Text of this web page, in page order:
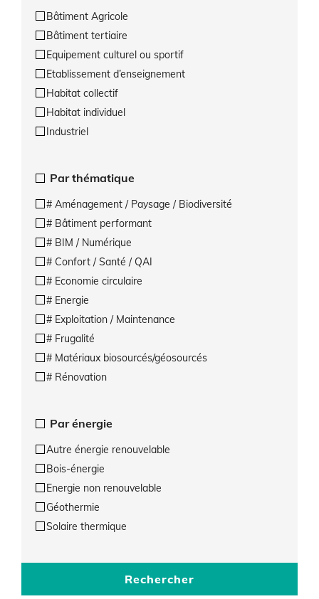
Bâtiment Agricole
Bâtiment tertiaire
Equipement culturel ou sportif
Etablissement d’enseignement
Habitat collectif
Habitat individuel
Industriel
Par thématique
# Aménagement / Paysage / Biodiversité
# Bâtiment performant
# BIM / Numérique
# Confort / Santé / QAI
# Economie circulaire
# Energie
# Exploitation / Maintenance
# Frugalité
# Matériaux biosourcés/géosourcés
# Rénovation
Par énergie
Autre énergie renouvelable
Bois-énergie
Energie non renouvelable
Géothermie
Solaire thermique
Rechercher